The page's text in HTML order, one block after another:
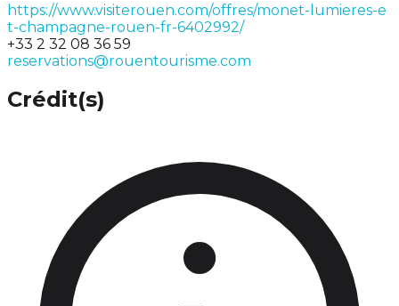
https://www.visiterouen.com/offres/monet-lumieres-e
t-champagne-rouen-fr-6402992/
+33 2 32 08 36 59
reservations@rouentourisme.com
Crédit(s)